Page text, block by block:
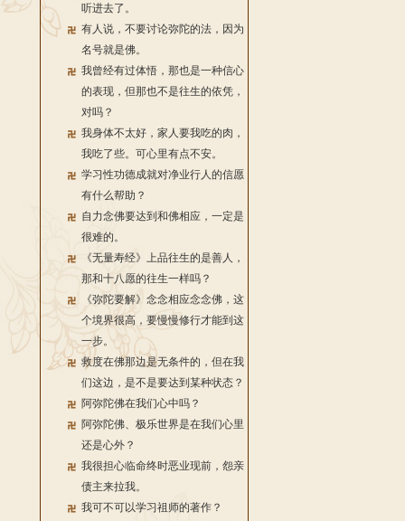
听进去了。
有人说，不要讨论弥陀的法，因为
名号就是佛。
我曾经有过体悟，那也是一种信心
的表现，但那也不是往生的依凭，
对吗？
我身体不太好，家人要我吃的肉，
我吃了些。可心里有点不安。
学习性功德成就对净业行人的信愿
有什么帮助？
自力念佛要达到和佛相应，一定是
很难的。
《无量寿经》上品往生的是善人，
那和十八愿的往生一样吗？
《弥陀要解》念念相应念念佛，这
个境界很高，要慢慢修行才能到这
一步。
救度在佛那边是无条件的，但在我
们这边，是不是要达到某种状态？
阿弥陀佛在我们心中吗？
阿弥陀佛、极乐世界是在我们心里
还是心外？
我很担心临命终时恶业现前，怨亲
债主来拉我。
我可不可以学习祖师的著作？